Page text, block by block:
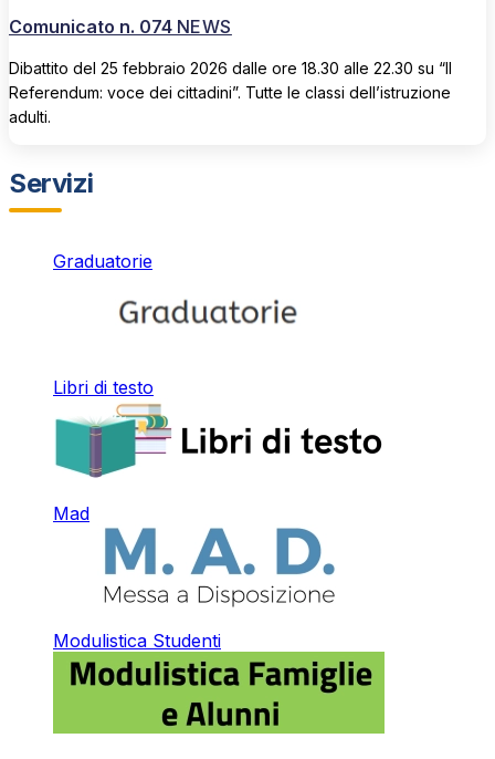
Comunicato n. 074 NEWS
Dibattito del 25 febbraio 2026 dalle ore 18.30 alle 22.30 su “Il
Referendum: voce dei cittadini”. Tutte le classi dell’istruzione
adulti.
Servizi
Graduatorie
Libri di testo
Mad
Modulistica Studenti